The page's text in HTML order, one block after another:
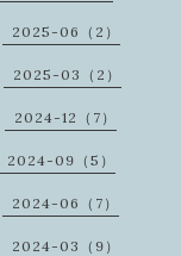
2025-06（2）
2025-03（2）
2024-12（7）
2024-09（5）
2024-06（7）
2024-03（9）